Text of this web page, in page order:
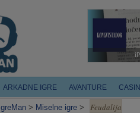
ARKADNE IGRE AVANTURE
IgreMan > Miselne igre > Feudalija